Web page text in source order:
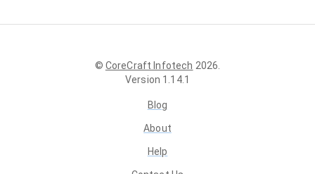
© CoreCraft Infotech 2026
Version 1.14.1
Blog
About
Help